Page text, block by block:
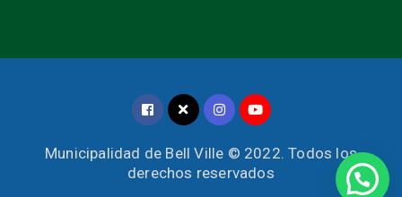
Municipalidad de Bell Ville © 2022. Todos los
derechos reservados